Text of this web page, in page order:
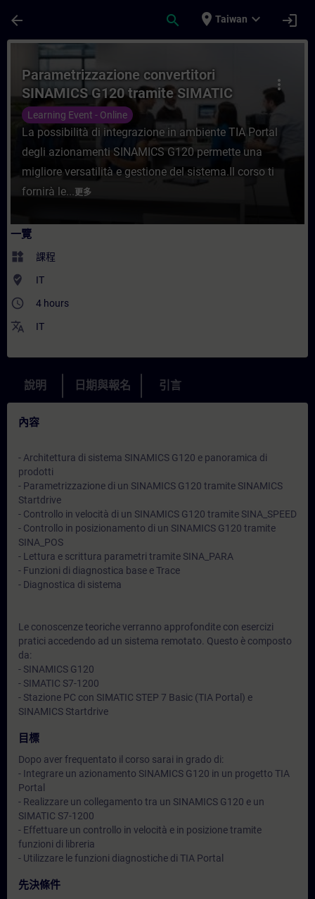
arrow_back search place Taiwan expand_more login
課程 - Parametrizzazione convertitori
more_vert
Parametrizzazione convertitori
SINAMICS G120 tramite SIMATIC
Startdrive
Learning Event - Online
La possibilità di integrazione in ambiente TIA Portal
degli azionamenti SINAMICS G120 permette una
migliore versatilità e gestione del sistema.Il corso ti
fornirà le...更多
一覽
widgets 課程
where_to_vote IT
access_time 4 hours
translate IT
說明 日期與報名 引言
內容
- Architettura di sistema SINAMICS G120 e panoramica di
prodotti
- Parametrizzazione di un SINAMICS G120 tramite SINAMICS
Startdrive
- Controllo in velocità di un SINAMICS G120 tramite SINA_SPEED
- Controllo in posizionamento di un SINAMICS G120 tramite
SINA_POS
- Lettura e scrittura parametri tramite SINA_PARA
- Funzioni di diagnostica base e Trace
- Diagnostica di sistema
Le conoscenze teoriche verranno approfondite con esercizi
pratici accedendo ad un sistema remotato. Questo è composto
da:
- SINAMICS G120
- SIMATIC S7-1200
- Stazione PC con SIMATIC STEP 7 Basic (TIA Portal) e
SINAMICS Startdrive
目標
Dopo aver frequentato il corso sarai in grado di:
- Integrare un azionamento SINAMICS G120 in un progetto TIA
Portal
- Realizzare un collegamento tra un SINAMICS G120 e un
SIMATIC S7-1200
- Effettuare un controllo in velocità e in posizione tramite
funzioni di libreria
- Utilizzare le funzioni diagnostiche di TIA Portal
先決條件